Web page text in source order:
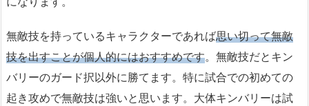
無敵技を持っているキャラクターであれば思い切って無敵
技を出すことが個人的にはおすすめです。無敵技だとキン
バリーのガード択以外に勝てます。特に試合での初めての
起き攻めで無敵技は強いと思います。大体キンバリーは試